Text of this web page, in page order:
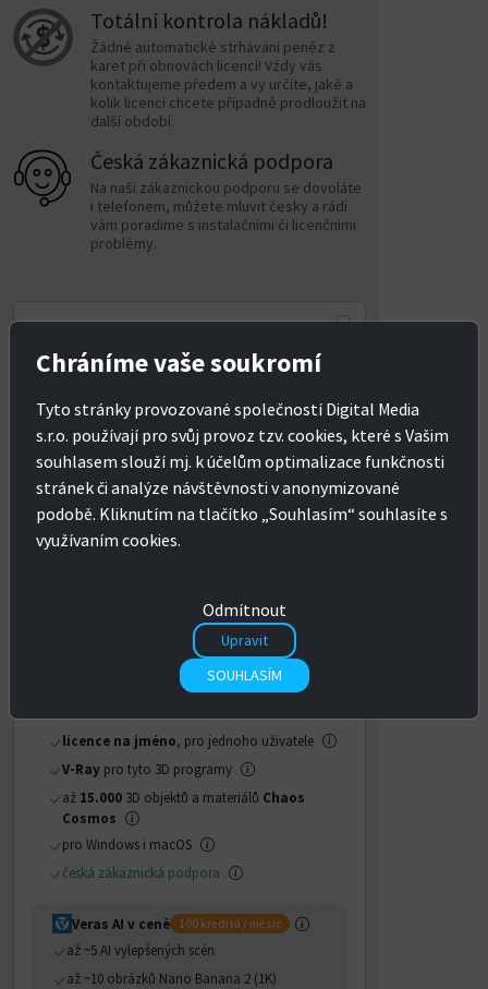
Totální kontrola nákladů!
Žádné automatické strhávání peněz z
karet při obnovách licencí! Vždy vás
kontaktujeme předem a vy určíte, jaké a
kolik licencí chcete případně prodloužit na
další období.
Česká zákaznická podpora
Na naši zákaznickou podporu se dovoláte
i telefonem, můžete mluvit česky a rádi
vám poradíme s instalačními či licenčními
problémy.
V-Ray Solo
1 měsíc 1 rok
-45% oproti měsíčním lic.
3 roky
11 660 Kč
KOUPIT
licence na jméno, pro jednoho uživatele
V-Ray pro tyto 3D programy
až 15.000 3D objektů a materiálů Chaos
Cosmos
pro Windows i macOS
česká zákaznická podpora
Veras AI v ceně 100 kreditů / měsíc
až ~5 AI vylepšených scén
až ~10 obrázků Nano Banana 2 (1K)
Chráníme vaše soukromí
Tyto stránky provozované společností Digital Media
s.r.o. používají pro svůj provoz tzv. cookies, které s Vašim
souhlasem slouží mj. k účelům optimalizace funkčnosti
stránek či analýze návštěvnosti v anonymizované
podobě. Kliknutím na tlačítko „Souhlasím“ souhlasíte s
využívaním cookies.
Odmítnout
Upravit
SOUHLASÍM